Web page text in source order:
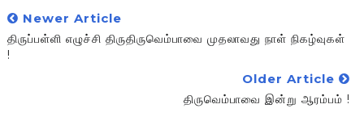
Newer Article
திருப்பள்ளி எழுச்சி திருதிருவெம்பாவை முதலாவது நாள் நிகழ்வுகள்
!
Older Article
திருவெம்பாவை இன்று ஆரம்பம் !